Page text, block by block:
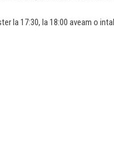
la 17:30, la 18:00 aveam o